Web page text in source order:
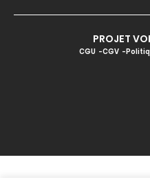
PROJET
CGU CGV